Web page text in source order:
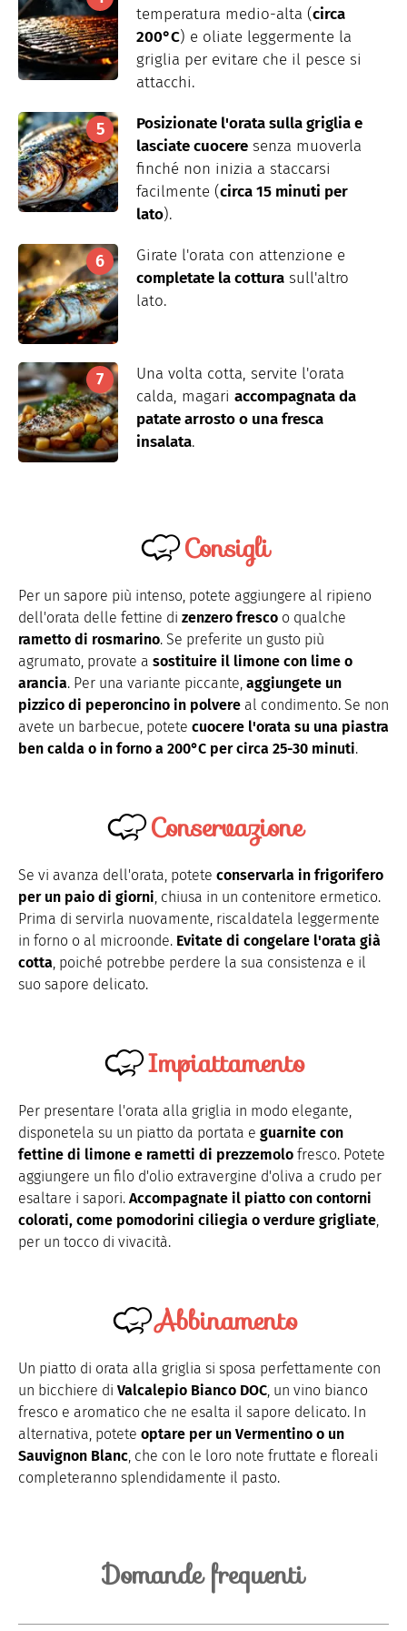
temperatura medio-alta (circa
200°C) e oliate leggermente la
griglia per evitare che il pesce si
attacchi.
Posizionate l'orata sulla griglia e
lasciate cuocere senza muoverla
finché non inizia a staccarsi
facilmente (circa 15 minuti per
lato).
Girate l'orata con attenzione e
completate la cottura sull'altro
lato.
Una volta cotta, servite l'orata
calda, magari accompagnata da
patate arrosto o una fresca
insalata.
Consigli
Per un sapore più intenso, potete aggiungere al ripieno
dell'orata delle fettine di zenzero fresco o qualche
rametto di rosmarino. Se preferite un gusto più
agrumato, provate a sostituire il limone con lime o
arancia. Per una variante piccante, aggiungete un
pizzico di peperoncino in polvere al condimento. Se non
avete un barbecue, potete cuocere l'orata su una piastra
ben calda o in forno a 200°C per circa 25-30 minuti.
Conservazione
Se vi avanza dell'orata, potete conservarla in frigorifero
per un paio di giorni, chiusa in un contenitore ermetico.
Prima di servirla nuovamente, riscaldatela leggermente
in forno o al microonde. Evitate di congelare l'orata già
cotta, poiché potrebbe perdere la sua consistenza e il
suo sapore delicato.
Impiattamento
Per presentare l'orata alla griglia in modo elegante,
disponetela su un piatto da portata e guarnite con
fettine di limone e rametti di prezzemolo fresco. Potete
aggiungere un filo d'olio extravergine d'oliva a crudo per
esaltare i sapori. Accompagnate il piatto con contorni
colorati, come pomodorini ciliegia o verdure grigliate,
per un tocco di vivacità.
Abbinamento
Un piatto di orata alla griglia si sposa perfettamente con
un bicchiere di Valcalepio Bianco DOC, un vino bianco
fresco e aromatico che ne esalta il sapore delicato. In
alternativa, potete optare per un Vermentino o un
Sauvignon Blanc, che con le loro note fruttate e floreali
completeranno splendidamente il pasto.
Domande frequenti